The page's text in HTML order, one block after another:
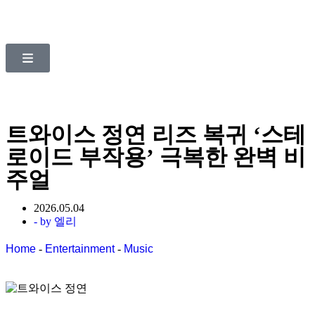
트와이스 정연 리즈 복귀 ‘스테
로이드 부작용’ 극복한 완벽 비
주얼
2026.05.04
- by 엘리
Home - Entertainment- Music